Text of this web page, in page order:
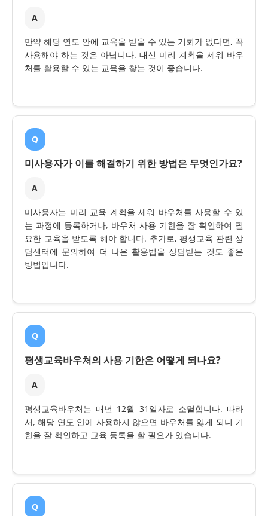
A
만약 해당 연도 안에 교육을 받을 수 있는 기회가 없다면, 꼭
사용해야 하는 것은 아닙니다. 대신 미리 계획을 세워 바우
처를 활용할 수 있는 교육을 찾는 것이 좋습니다.
Q
미사용자가 이를 해결하기 위한 방법은 무엇인가요?
A
미사용자는 미리 교육 계획을 세워 바우처를 사용할 수 있
는 과정에 등록하거나, 바우처 사용 기한을 잘 확인하여 필
요한 교육을 받도록 해야 합니다. 추가로, 평생교육 관련 상
담센터에 문의하여 더 나은 활용법을 상담받는 것도 좋은
방법입니다.
Q
평생교육바우처의 사용 기한은 어떻게 되나요?
A
평생교육바우처는 매년 12월 31일자로 소멸합니다. 따라
서, 해당 연도 안에 사용하지 않으면 바우처를 잃게 되니 기
한을 잘 확인하고 교육 등록을 할 필요가 있습니다.
Q